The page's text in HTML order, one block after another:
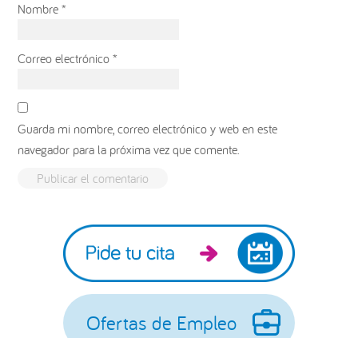
Nombre*
Correo electrónico*
Guarda mi nombre, correo electrónico y web en este
navegador para la próxima vez que comente.
Barra
lateral
principal
Ofertas de Empleo